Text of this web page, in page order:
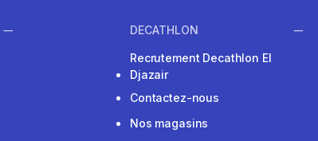
DECATHLON
Recrutement Decathlon El
Djazair
Contactez-nous
Nos magasins